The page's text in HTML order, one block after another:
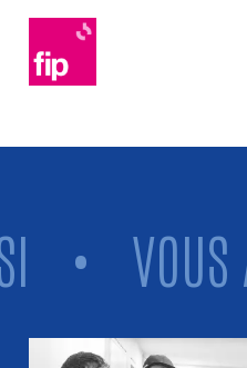
Vous aimerez aussi
• VOUS